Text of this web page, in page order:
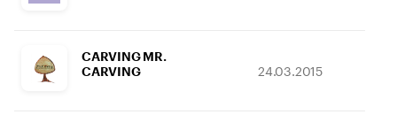
CARVING MR.
CARVING
24.03.2015